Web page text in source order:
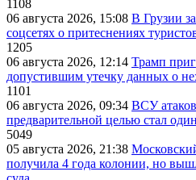
1108
06 августа 2026, 15:08 В Грузии
соцсетях о притеснениях
1205
06 августа 2026, 12:14 Трамп
допустившим утечку данных о
1101
06 августа 2026, 09:34 ВСУ
предварительной целью стал
5049
05 августа 2026, 21:38
получила 4 года колонии, но